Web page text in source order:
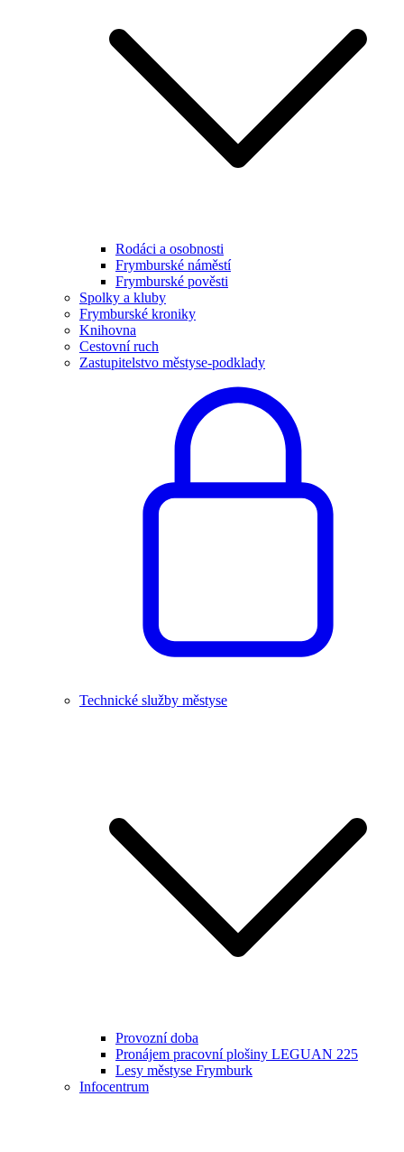
Rodáci a osobnosti
Frymburské náměstí
Frymburské pověsti
Spolky a kluby
Frymburské kroniky
Knihovna
Cestovní ruch
Zastupitelstvo městyse-podklady
Technické služby městyse
Provozní doba
Pronájem pracovní plošiny LEGUAN 225
Lesy městyse Frymburk
Infocentrum